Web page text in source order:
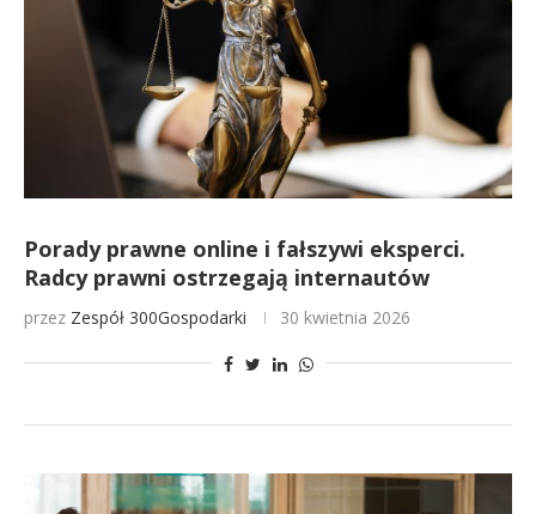
Porady prawne online i fałszywi eksperci.
Radcy prawni ostrzegają internautów
przez Zespół 300Gospodarki 30 kwietnia 2026